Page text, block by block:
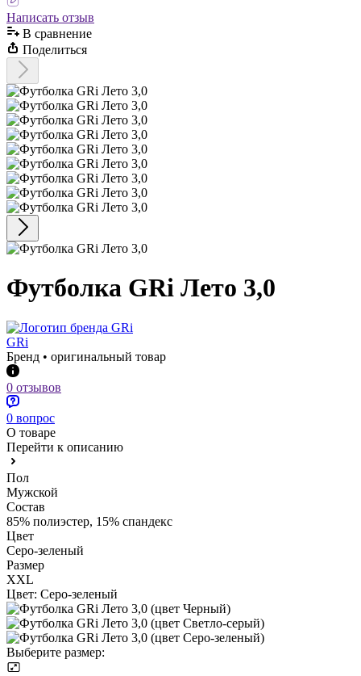
Написать отзыв
В сравнениe
Поделиться
Футболка GRi Лето 3,0
GRi
Бренд • оригинальный товар
0 отзывов
0 вопрос
О товаре
Перейти к описанию
Пол
Мужской
Состав
85% полиэстер, 15% спандекс
Цвет
Серо-зеленый
Размер
XXL
Цвет: Серо-зеленый
Выберите размер: